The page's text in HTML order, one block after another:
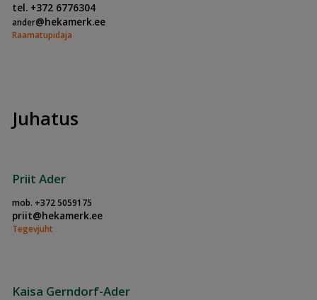
tel. +372 6776304
ander@hekamerk.ee
Raamatupidaja
Juhatus
Priit Ader
mob. +372 5059175
priit@hekamerk.ee
Tegevjuht
Kaisa Gerndorf-Ader